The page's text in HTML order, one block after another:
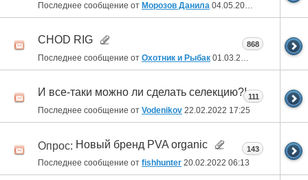
Последнее сообщение от Морозов Данила 04.05.2022
CHOD RIG
Последнее сообщение от Охотник и Рыбак 01.03.2022
868
И все-таки можно ли сделать селекцию?!
Последнее сообщение от Vodenikov 22.02.2022 17:25
111
Опрос: Новый бренд PVA organic
Последнее сообщение от fishhunter 20.02.2022 06:13
143